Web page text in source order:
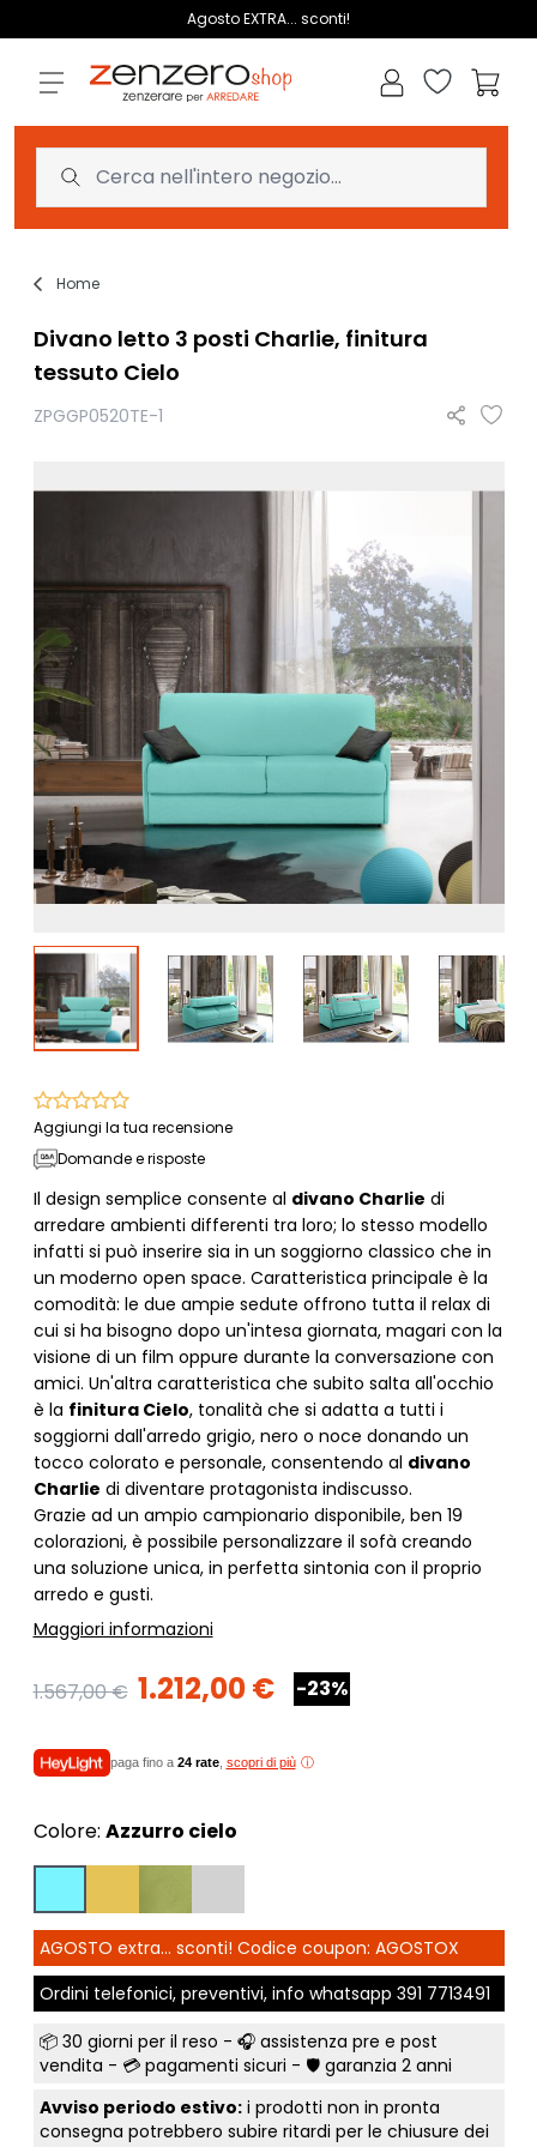
Agosto EXTRA... sconti!
Lista dei
Home
Divano letto 3 posti Charlie, finitura
tessuto Cielo
ZPGGP0520TE-1
Aggiungi la tua recensione
Domande e risposte
Il design semplice consente al divano Charlie di
arredare ambienti differenti tra loro; lo stesso modello
infatti si può inserire sia in un soggiorno classico che in
un moderno open space. Caratteristica principale è la
comodità: le due ampie sedute offrono tutta il relax di
cui si ha bisogno dopo un'intesa giornata, magari con la
visione di un film oppure durante la conversazione con
amici. Un'altra caratteristica che subito salta all'occhio
è la finitura Cielo, tonalità che si adatta a tutti i
soggiorni dall'arredo grigio, nero o noce donando un
tocco colorato e personale, consentendo al divano
Charlie di diventare protagonista indiscusso.
Grazie ad un ampio campionario disponibile, ben 19
colorazioni, è possibile personalizzare il sofà creando
una soluzione unica, in perfetta sintonia con il proprio
arredo e gusti.
Maggiori informazioni
1.567,00 € 1.212,00 € -23%
paga fino a 24 rate, scopri di più
Colore: Azzurro cielo
AGOSTO extra... sconti! Codice coupon: AGOSTOX
Ordini telefonici, preventivi, info whatsapp 391 7713491
📦 30 giorni per il reso - 🎧 assistenza pre e post
vendita - 💳 pagamenti sicuri - 🛡️ garanzia 2 anni
Avviso periodo estivo:i prodotti non in pronta
consegna potrebbero subire ritardi per le chiusure dei